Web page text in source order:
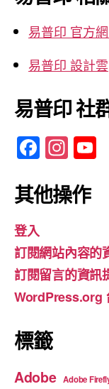
字:
易普印 官方
易普印 設計雲
易普印 社
F
a
c
b
o
o
k
In
st
a
gr
a
m
u
b
e
其他操作
登入
訂閱網站內容的
訂閱留言的資訊
WordPress.org
標籤
Adobe Adobe